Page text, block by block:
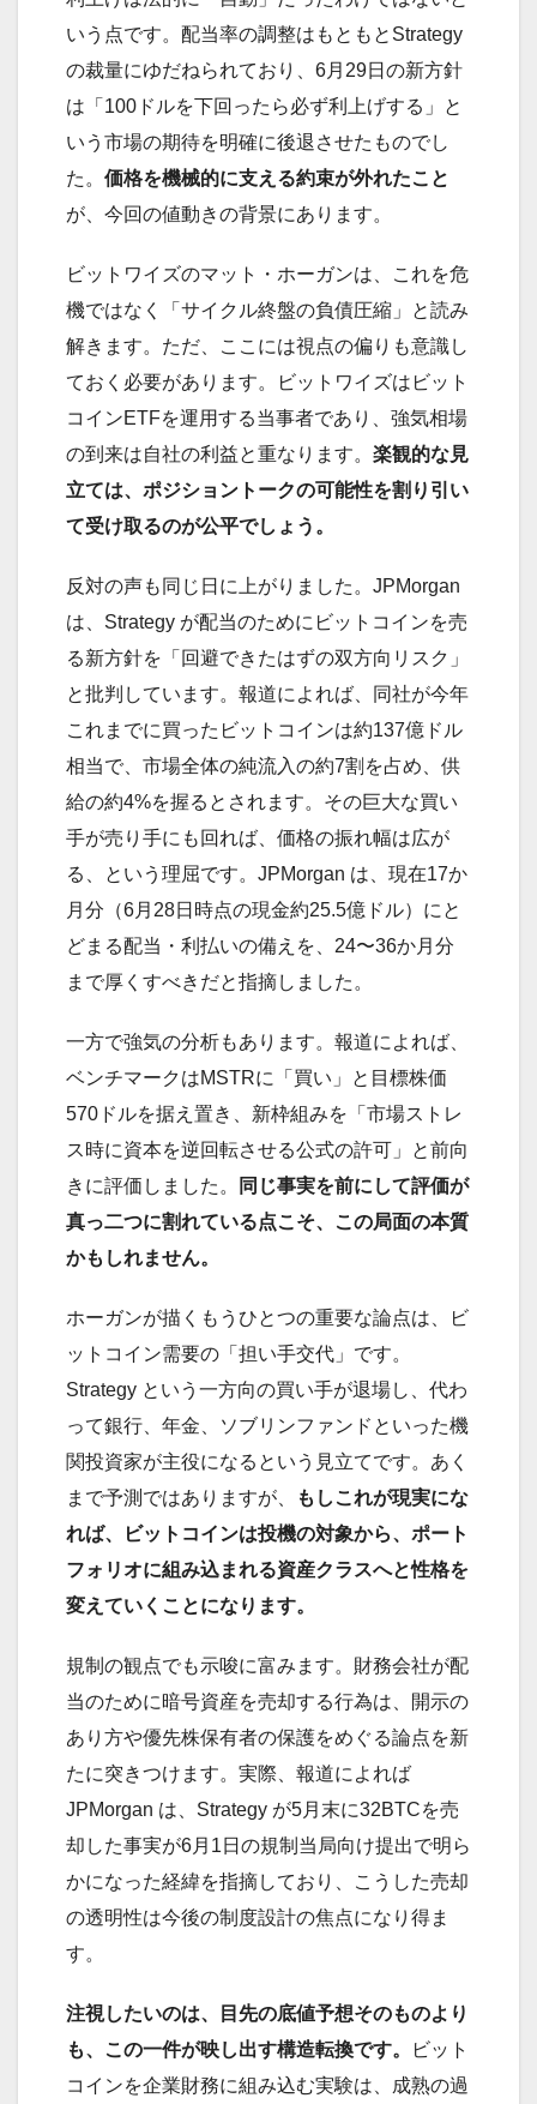
いう点です。配当率の調整はもともとStrategy
の裁量にゆだねられており、6月29日の新方針
は「100ドルを下回ったら必ず利上げする」と
いう市場の期待を明確に後退させたものでし
た。 価格を機械的に支える約束が外れたこと
が、今回の値動きの背景にあります。
ビットワイズのマット・ホーガンは、これを危
機ではなく「サイクル終盤の負債圧縮」と読み
解きます。ただ、ここには視点の偏りも意識し
ておく必要があります。ビットワイズはビット
コインETFを運用する当事者であり、強気相場
の到来は自社の利益と重なります。 楽観的な見
立ては、ポジショントークの可能性を割り引い
て受け取るのが公平でしょう。
反対の声も同じ日に上がりました。JPMorgan
は、Strategy が配当のためにビットコインを売
る新方針を「回避できたはずの双方向リスク」
と批判しています。報道によれば、同社が今年
これまでに買ったビットコインは約137億ドル
相当で、市場全体の純流入の約7割を占め、供
給の約4%を握るとされます。その巨大な買い
手が売り手にも回れば、価格の振れ幅は広が
る、という理屈です。JPMorgan は、現在17か
月分（6月28日時点の現金約25.5億ドル）にと
どまる配当・利払いの備えを、24〜36か月分
まで厚くすべきだと指摘しました。
一方で強気の分析もあります。報道によれば、
ベンチマークはMSTRに「買い」と目標株価
570ドルを据え置き、新枠組みを「市場ストレ
ス時に資本を逆回転させる公式の許可」と前向
きに評価しました。
同じ事実を前にして評価が
真っ二つに割れている点こそ、この局面の本質
かもしれません。
ホーガンが描くもうひとつの重要な論点は、ビ
ットコイン需要の「担い手交代」です。
Strategy という一方向の買い手が退場し、代わ
って銀行、年金、ソブリンファンドといった機
関投資家が主役になるという見立てです。あく
まで予測ではありますが、
もしこれが現実にな
れば、ビットコインは投機の対象から、ポート
フォリオに組み込まれる資産クラスへと性格を
変えていくことになります。
規制の観点でも示唆に富みます。財務会社が配
当のために暗号資産を売却する行為は、開示の
あり方や優先株保有者の保護をめぐる論点を新
たに突きつけます。実際、報道によれば
JPMorgan は、Strategy が5月末に32BTCを売
却した事実が6月1日の規制当局向け提出で明ら
かになった経緯を指摘しており、こうした売却
の透明性は今後の制度設計の焦点になり得ま
す。
注視したいのは、目先の底値予想そのものより
も、この一件が映し出す構造転換です。
ビット
コインを企業財務に組み込む実験は、成熟の過